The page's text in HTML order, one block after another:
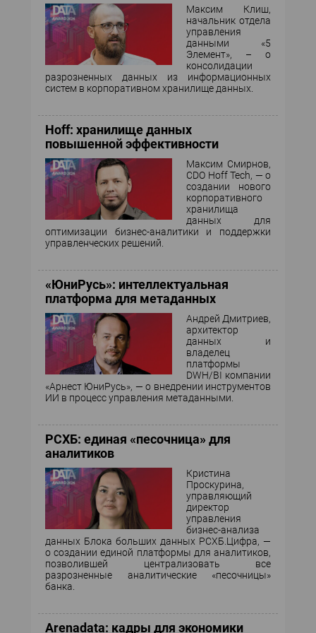
Максим Клиш,
начальник отдела
управления
данными «5
Элемент», – о
консолидации
разрозненных данных из информационных
систем в корпоративном хранилище данных.
Hoff: хранилище данных
повышенной эффективности
Максим Смирнов,
CDO Hoff Tech, — о
создании нового
корпоративного
хранилища
данных для
оптимизации бизнес-аналитики и поддержки
управленческих решений.
«ЮниРусь»: интеллектуальная
платформа для метаданных
Андрей Дмитриев,
архитектор
данных и
владелец
платформы
DWH/BI компании
«Арнест ЮниРусь», — о внедрении инструментов
ИИ в процесс управления метаданными.
РСХБ: единая «песочница» для
аналитиков
Кристина
Проскурина,
управляющий
директор
управления
бизнес-анализа
данных Блока больших данных РСХБ.Цифра, —
о создании единой платформы для аналитиков,
позволившей централизовать все
разрозненные аналитические «песочницы»
банка.
Arenadata: кадры для экономики